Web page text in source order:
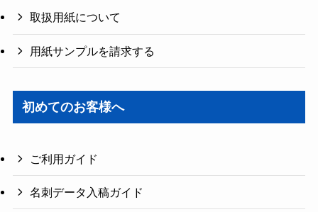
取扱用紙について
用紙サンプルを請求する
初めてのお客様へ
ご利用ガイド
名刺データ入稿ガイド